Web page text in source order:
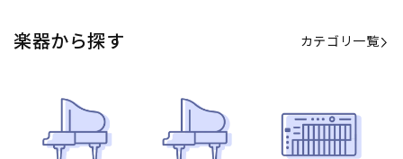
楽器から探す カテゴリ一覧